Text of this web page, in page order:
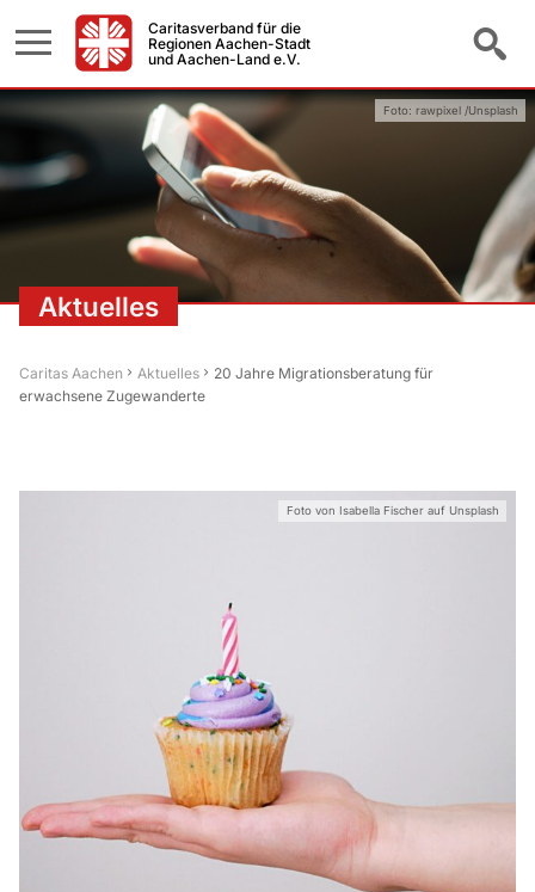
Caritasverband für die
Regionen Aachen-Stadt
und Aachen-Land e.V.
Aktuelles
Foto: rawpixel /Unsplash
Caritas Aachen Aktuelles
20 Jahre Migrationsberatung für
erwachsene Zugewanderte
Foto von Isabella Fischer auf Unsplash